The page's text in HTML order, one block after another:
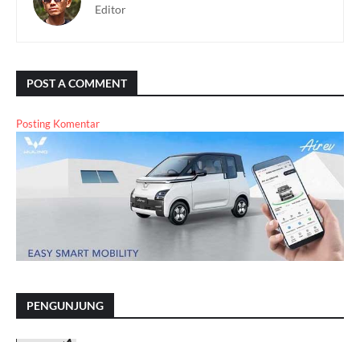
Editor
POST A COMMENT
Posting Komentar
PENGUNJUNG